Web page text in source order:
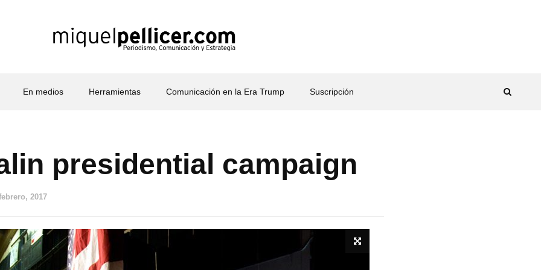
En medios Herramientas Comunicación en la Era Trump Suscripción
presidential campaign
2017